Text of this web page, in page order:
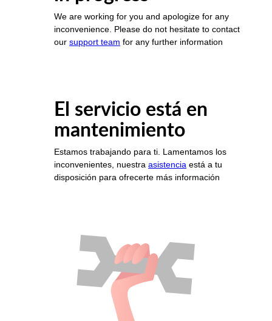
We are working for you and apologize for any
inconvenience. Please do not hesitate to contact
our support team for any further information
El servicio está en
mantenimiento
Estamos trabajando para ti. Lamentamos los
inconvenientes, nuestra asistencia está a tu
disposición para ofrecerte más información